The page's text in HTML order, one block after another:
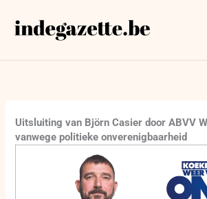
naar
Uitsluiting van Björn Casier door ABVV
vanwege politieke onverenigbaarheid